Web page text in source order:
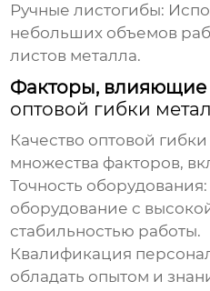
Ручные листогибы:
небольших объемов
листов металла.
Факторы, влияющие
оптовой гибки
Качество оптовой
множества факторов,
Точность оборудования:
оборудование с
стабильностью работы.
Квалификация
обладать опытом и